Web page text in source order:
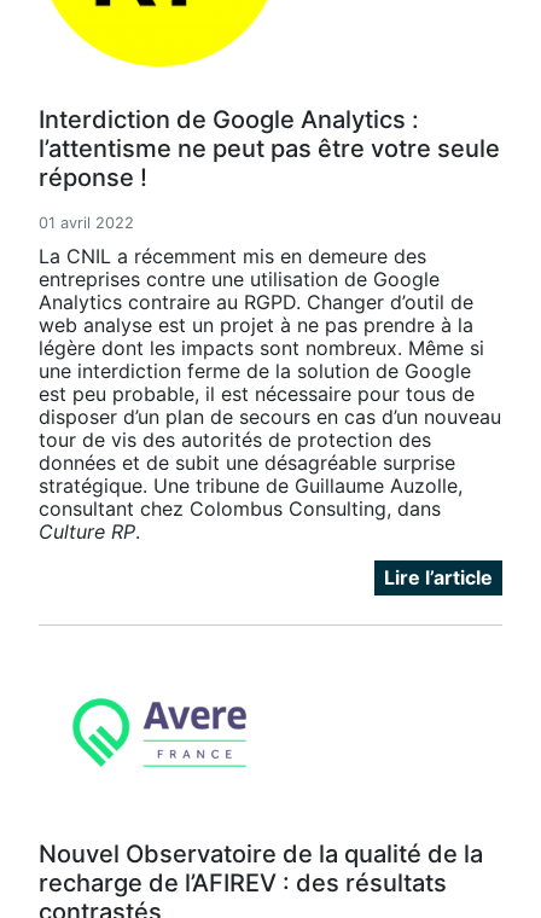
Interdiction de Google Analytics :
l’attentisme ne peut pas être votre seule
réponse !
01 avril 2022
La CNIL a récemment mis en demeure des
entreprises contre une utilisation de Google
Analytics contraire au RGPD. Changer d’outil de
web analyse est un projet à ne pas prendre à la
légère dont les impacts sont nombreux. Même si
une interdiction ferme de la solution de Google
est peu probable, il est nécessaire pour tous de
disposer d’un plan de secours en cas d’un nouveau
tour de vis des autorités de protection des
données et de subit une désagréable surprise
stratégique. Une tribune de Guillaume Auzolle,
consultant chez Colombus Consulting, dans
Culture RP.
Lire l’article
Nouvel Observatoire de la qualité de la
recharge de l’AFIREV : des résultats
contrastés